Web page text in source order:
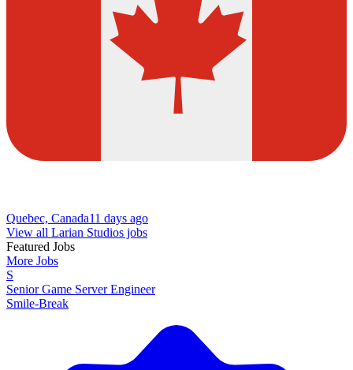
Quebec, Canada11 days ago
View all Larian Studios jobs
Featured Jobs
More Jobs
S
Senior Game Server Engineer
Smile-Break